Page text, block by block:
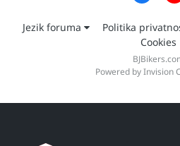
Jezik foruma Politika
Cookies
Powered by Invision